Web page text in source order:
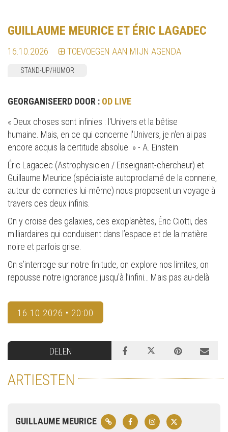
GUILLAUME MEURICE ET ÉRIC LAGADEC
16.10.2026 TOEVOEGEN AAN MIJN AGENDA
STAND-UP/HUMOR
GEORGANISEERD DOOR : OD LIVE
« Deux choses sont infinies : l'Univers et la bêtise
humaine. Mais, en ce qui concerne l'Univers, je n'en ai pas
encore acquis la certitude absolue. » - A. Einstein
Éric Lagadec (Astrophysicien / Enseignant-chercheur) et
Guillaume Meurice (spécialiste autoproclamé de la connerie,
auteur de conneries lui-même) nous proposent un voyage à
travers ces deux infinis.
On y croise des galaxies, des exoplanètes, Éric Ciotti, des
milliardaires qui conduisent dans l’espace et de la matière
noire et parfois grise.
On s’interroge sur notre finitude, on explore nos limites, on
repousse notre ignorance jusqu’à l’infini… Mais pas au-delà
16.10.2026 • 20:00
DELEN
ARTIESTEN
GUILLAUME MEURICE